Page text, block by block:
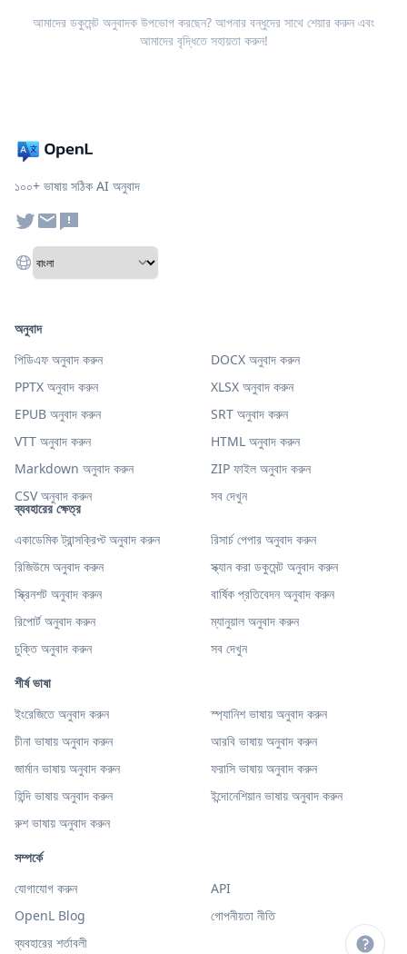
আমাদের ডকুমেন্ট অনুবাদক উপভোগ করছেন? আপনার বন্ধুদের সাথে শেয়ার করুন এবং
আমাদের বৃদ্ধিতে সহায়তা করুন!
১০০+ ভাষায় সঠিক AI অনুবাদ
ব্যবহারের ক্ষেত্র
একাডেমিক ট্রান্সক্রিপ্ট অনুবাদ করুন
রিসার্চ পেপার অনুবাদ করুন
রিজিউমে অনুবাদ করুন
স্ক্যান করা ডকুমেন্ট অনুবাদ করুন
স্ক্রিনশট অনুবাদ করুন
বার্ষিক প্রতিবেদন অনুবাদ করুন
রিপোর্ট অনুবাদ করুন
ম্যানুয়াল অনুবাদ করুন
চুক্তি অনুবাদ করুন
সব দেখুন
শীর্ষ ভাষা
ইংরেজিতে অনুবাদ করুন
স্প্যানিশ ভাষায় অনুবাদ করুন
চীনা ভাষায় অনুবাদ করুন
আরবি ভাষায় অনুবাদ করুন
জার্মান ভাষায় অনুবাদ করুন
ফরাসি ভাষায় অনুবাদ করুন
হিন্দি ভাষায় অনুবাদ করুন
ইন্দোনেশিয়ান ভাষায় অনুবাদ করুন
রুশ ভাষায় অনুবাদ করুন
অনুবাদ
পিডিএফ অনুবাদ করুন
DOCX অনুবাদ করুন
PPTX অনুবাদ করুন
XLSX অনুবাদ করুন
EPUB অনুবাদ করুন
SRT অনুবাদ করুন
VTT অনুবাদ করুন
HTML অনুবাদ করুন
Markdown অনুবাদ করুন
ZIP ফাইল অনুবাদ করুন
CSV অনুবাদ করুন
সব দেখুন
সম্পর্কে
যোগাযোগ করুন
API
OpenL Blog
গোপনীয়তা নীতি
ব্যবহারের শর্তাবলী